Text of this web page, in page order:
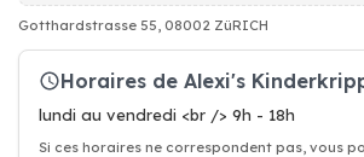
Gotthardstrasse 55, 08002 ZüRICH
Horaires de Alexi's
lundi au vendredi <br /> 9h - 18h
Si ces horaires ne correspondent pas, vous